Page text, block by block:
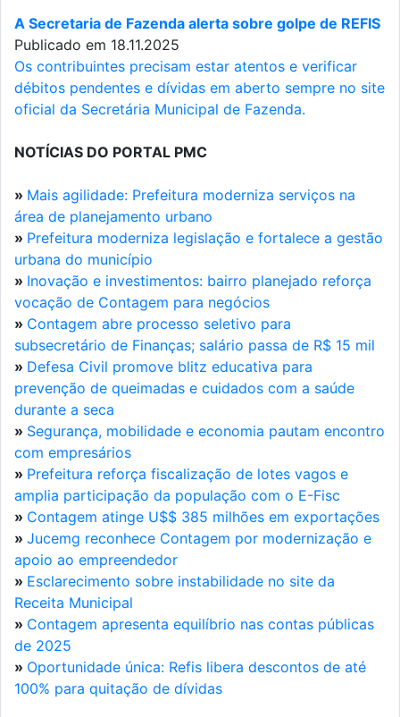
A Secretaria de Fazenda alerta sobre golpe de REFIS
Publicado em 18.11.2025
Os contribuintes precisam estar atentos e verificar
débitos pendentes e dívidas em aberto sempre no site
oficial da Secretária Municipal de Fazenda.
NOTÍCIAS DO PORTAL PMC
» Mais agilidade: Prefeitura moderniza serviços na
área de planejamento urbano
» Prefeitura moderniza legislação e fortalece a gestão
urbana do município
» Inovação e investimentos: bairro planejado reforça
vocação de Contagem para negócios
» Contagem abre processo seletivo para
subsecretário de Finanças; salário passa de R$ 15 mil
» Defesa Civil promove blitz educativa para
prevenção de queimadas e cuidados com a saúde
durante a seca
» Segurança, mobilidade e economia pautam encontro
com empresários
» Prefeitura reforça fiscalização de lotes vagos e
amplia participação da população com o E-Fisc
» Contagem atinge U$$ 385 milhões em exportações
» Jucemg reconhece Contagem por modernização e
apoio ao empreendedor
» Esclarecimento sobre instabilidade no site da
Receita Municipal
» Contagem apresenta equilíbrio nas contas públicas
de 2025
» Oportunidade única: Refis libera descontos de até
100% para quitação de dívidas